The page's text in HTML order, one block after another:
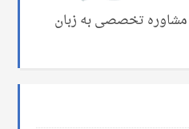
آلمان مشاوره تخصصی به زبان